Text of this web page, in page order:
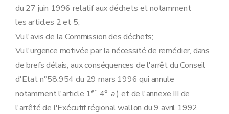
du 27 juin 1996 relatif aux déchets et notamment
les articles 2 et 5;
Vu l'avis de la Commission des déchets;
Vu l'urgence motivée par la nécessité de remédier, dans
de brefs délais, aux conséquences de l'arrêt du Conseil
d'Etat n°58.954 du 29 mars 1996 qui annule
notamment l'article 1er, 4°, a) et de l'annexe III de
l'arrêté de l'Exécutif régional wallon du 9 avril 1992